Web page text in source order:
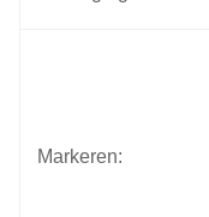
Markeren: